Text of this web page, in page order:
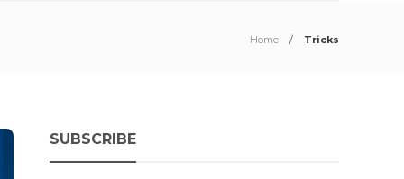
Home Tricks
SUBSCRIBE